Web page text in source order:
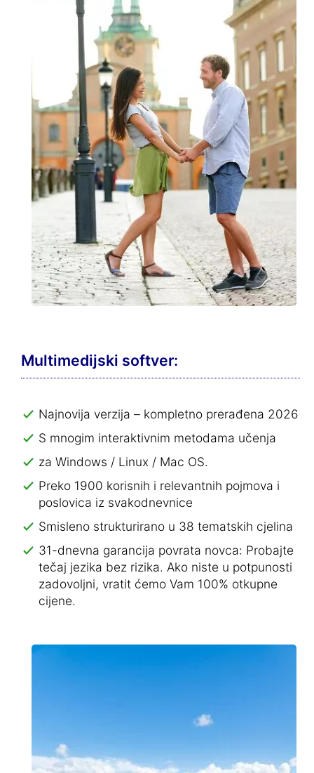
Multimedijski softver:
Najnovija verzija – kompletno prerađena 2026
S mnogim interaktivnim metodama učenja
za Windows / Linux / Mac OS.
Preko 1900 korisnih i relevantnih pojmova i
poslovica iz svakodnevnice
Smisleno strukturirano u 38 tematskih cjelina
31-dnevna garancija povrata novca: Probajte
tečaj jezika bez rizika. Ako niste u potpunosti
zadovoljni, vratit ćemo Vam 100% otkupne
cijene.